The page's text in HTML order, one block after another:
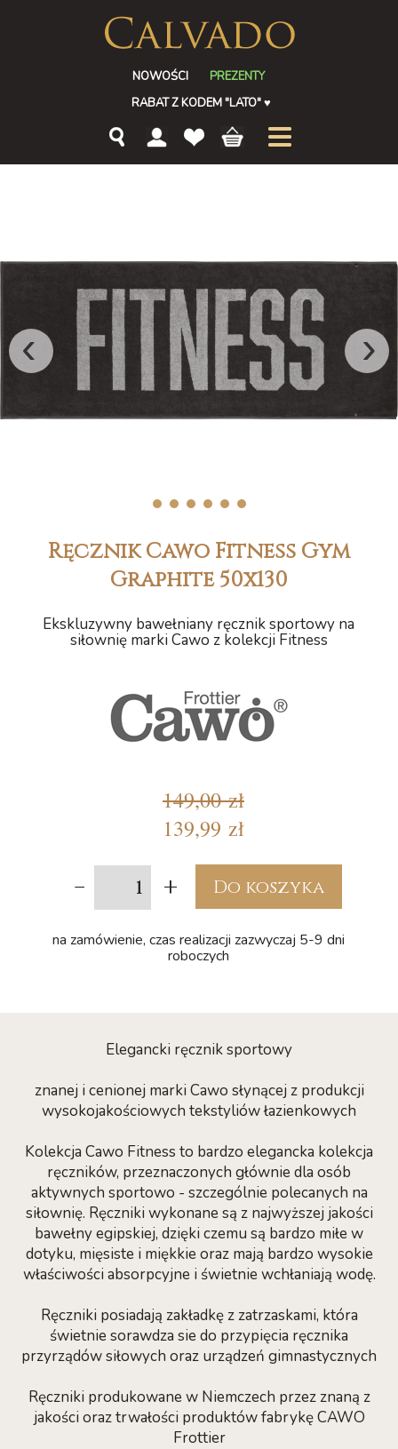
NOWOŚCI
PREZENTY
RABAT Z KODEM "LATO"♥
‹ ›
1 2 3 4 5 6
Ręcznik Cawo Fitness Gym
Graphite 50x130
Ekskluzywny bawełniany ręcznik sportowy na
siłownię marki Cawo z kolekcji Fitness
149,00 zł
139,99 zł
- + Do koszyka
na zamówienie, czas realizacji zazwyczaj 5-9 dni
roboczych
Elegancki ręcznik sportowy
znanej i cenionej marki Cawo słynącej z produkcji
wysokojakościowych tekstyliów łazienkowych
Kolekcja Cawo Fitness to bardzo elegancka kolekcja
ręczników, przeznaczonych głównie dla osób
aktywnych sportowo - szczególnie polecanych na
siłownię. Ręczniki wykonane są z najwyższej jakości
bawełny egipskiej, dzięki czemu są bardzo miłe w
dotyku, mięsiste i miękkie oraz mają bardzo wysokie
właściwości absorpcyjne i świetnie wchłaniają wodę.
Ręczniki posiadają zakładkę z zatrzaskami, która
świetnie sorawdza sie do przypięcia ręcznika
przyrządów siłowych oraz urządzeń gimnastycznych
Ręczniki produkowane w Niemczech przez znaną z
jakości oraz trwałości produktów fabrykę CAWO
Frottier